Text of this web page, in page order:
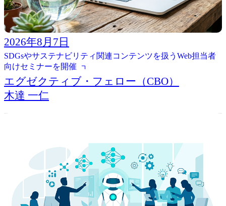
2026年8月7日
SDGsやサステナビリティ関連コンテンツを扱うWeb担当者
向けセミナーを開催
エグゼクティブ・フェロー（CBO）
木達 一仁